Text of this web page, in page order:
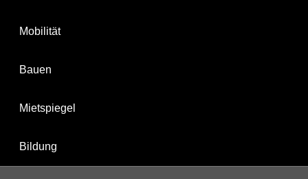
Mobilität
Bauen
Mietspiegel
Bildung